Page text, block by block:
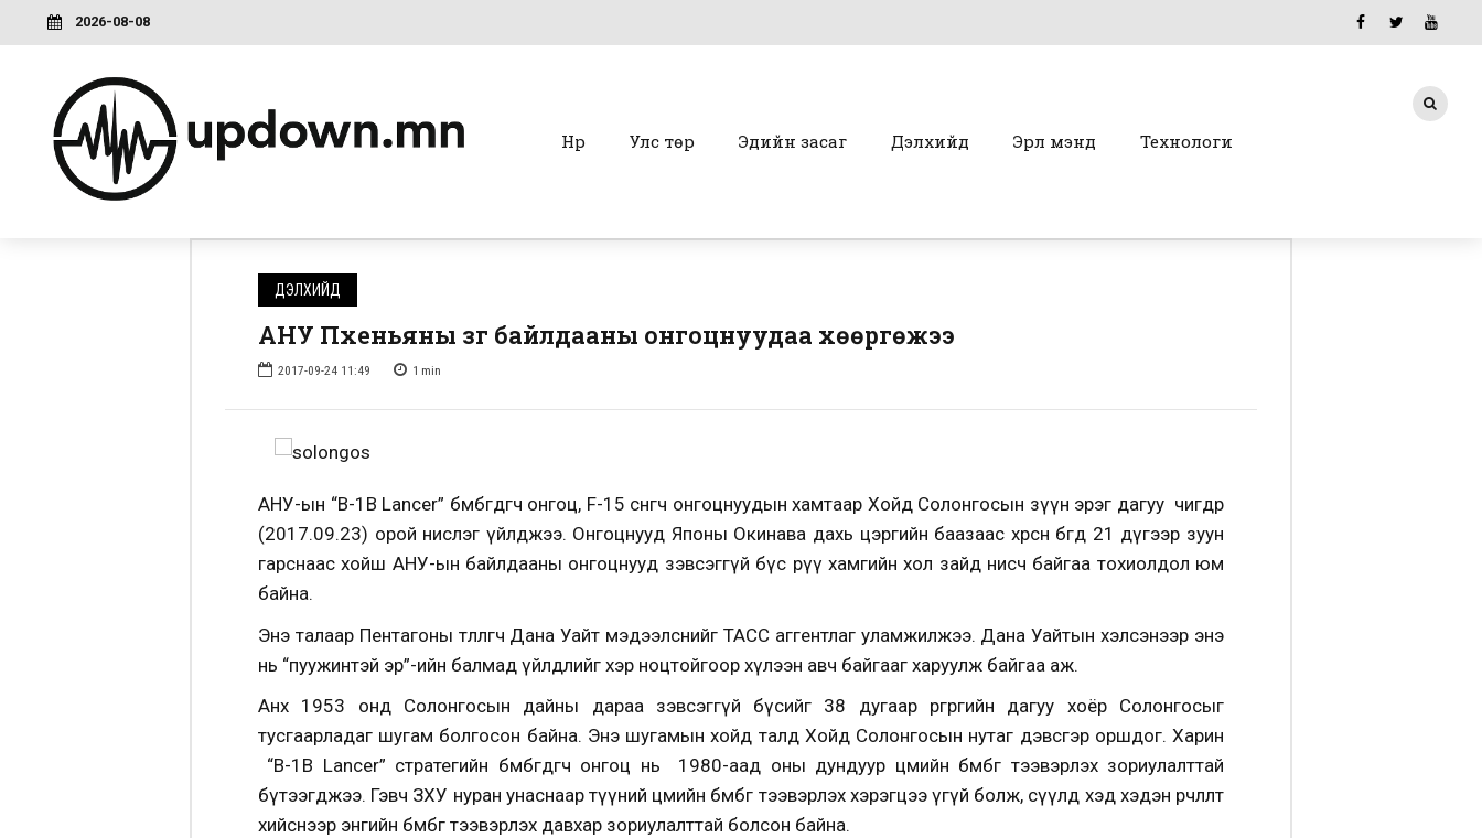
2026-08-08
Нүүр Улс төр Эдийн засаг Дэлхийд Эрүүл мэнд Технологи
ДЭЛХИЙД
АНУ Пхеньяны зүг байлдааны онгоцнуудаа хөөргөжээ
2017-09-24 11:49 1 min
АНУ-ын “B-1B Lancer” бөмбөгдөгч онгоц, F-15 сөнөөгч онгоцнуудын хамтаар Хойд Солонгосын зүүн эрэг дагуу өчигдөр
(2017.09.23) орой нислэг үйлджээ. Онгоцнууд Японы Окинава дахь цэргийн баазаас хөөрсөн бөгөөд 21 дүгээр зуун
гарснаас хойш АНУ-ын байлдааны онгоцнууд зэвсэггүй бүс рүү хамгийн хол зайд нисч байгаа тохиолдол юм
байна.
Энэ талаар Пентагоны төлөөлөгч Дана Уайт мэдээлснийг ТАСС аггентлаг уламжилжээ. Дана Уайтын хэлсэнээр энэ
нь “пуужинтэй эр”-ийн балмад үйлдлийг хэр ноцтойгоор хүлээн авч байгааг харуулж байгаа аж.
Анх 1953 онд Солонгосын дайны дараа зэвсэггүй бүсийг 38 дугаар өргөргийн дагуу хоёр Солонгосыг
тусгаарладаг шугам болгосон байна. Энэ шугамын хойд талд Хойд Солонгосын нутаг дэвсгэр оршдог. Харин
“B-1B Lancer” стратегийн бөмбөгдөгч онгоц нь 1980-аад оны дундуур цөмийн бөмбөг тээвэрлэх зориулалттай
бүтээгджээ. Гэвч ЗХУ нуран унаснаар түүний цөмийн бөмбөг тээвэрлэх хэрэгцээ үгүй болж, сүүлд хэд хэдэн өөрчлөлт
хийснээр энгийн бөмбөг тээвэрлэх давхар зориулалттай болсон байна.